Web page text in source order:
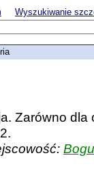
Wyszukiwanie
Zarówno dla